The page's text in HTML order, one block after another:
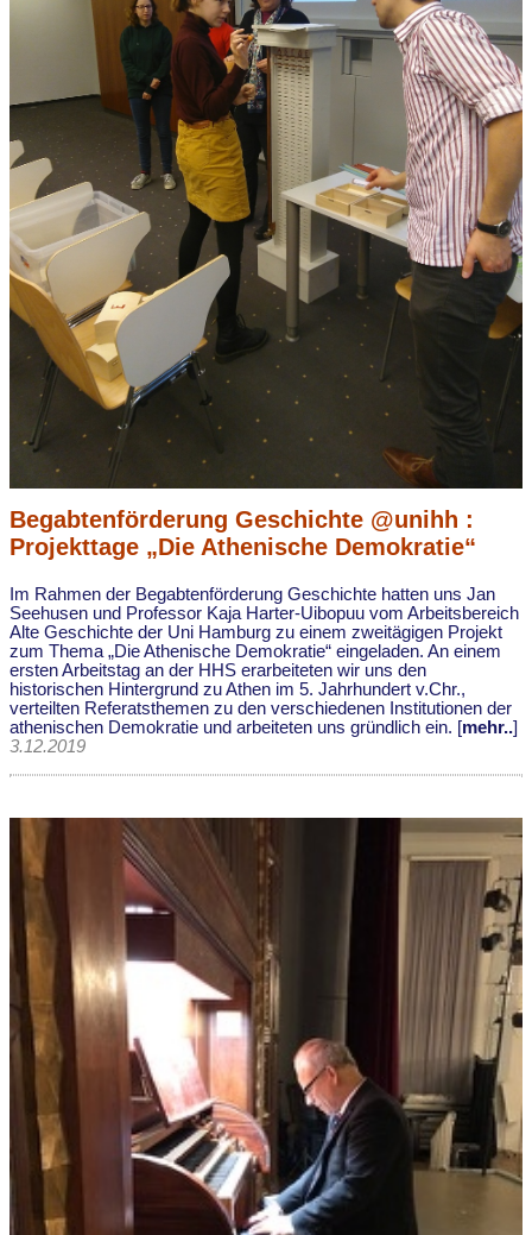
Begabtenförderung Geschichte @unihh :
Projekttage „Die Athenische Demokratie“
Im Rahmen der Begabtenförderung Geschichte hatten uns Jan
Seehusen und Professor Kaja Harter-Uibopuu vom Arbeitsbereich
Alte Geschichte der Uni Hamburg zu einem zweitägigen Projekt
zum Thema „Die Athenische Demokratie“ eingeladen. An einem
ersten Arbeitstag an der HHS erarbeiteten wir uns den
historischen Hintergrund zu Athen im 5. Jahrhundert v.Chr.,
verteilten Referatsthemen zu den verschiedenen Institutionen der
athenischen Demokratie und arbeiteten uns gründlich ein. [mehr..]
3.12.2019